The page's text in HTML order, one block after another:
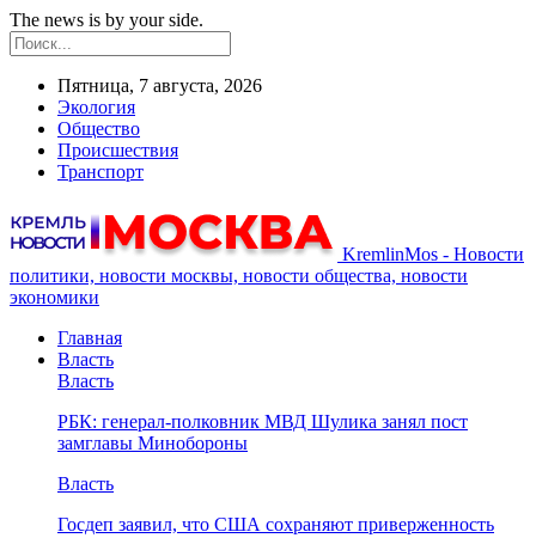
The news is by your side.
Пятница, 7 августа, 2026
Экология
Общество
Происшествия
Транспорт
KremlinMos - Новости
политики, новости москвы, новости общества, новости
экономики
Главная
Власть
Власть
РБК: генерал-полковник МВД Шулика занял пост
замглавы Минобороны
Власть
Госдеп заявил, что США сохраняют приверженность